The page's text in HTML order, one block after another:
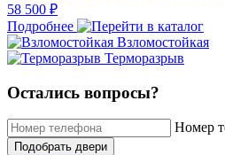
58 500 ₽
Подробнее
Взломостойкая
Терморазрыв
Остались вопросы?
Номер
Подобрать двери